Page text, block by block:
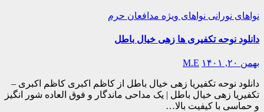
نواهای نورانی نواهای ویژه مدافعان حرم
دانلود نوحه تکفیری ها زهی خیال باطل
بهمن ۲۰, ۱۴۰۱ M.E
دانلود نوحه تکفیریا زهی خیال باطل از کاظم اکبری کاظم اکبری –
تکفیریا زهی خیال باطل | یک مداحی ماندگار و فوق العاده شور انگیز
و حماسی با کیفیت بالا…